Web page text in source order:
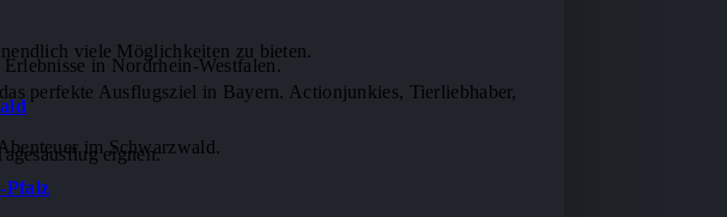
Erlebnisse in Nordrhein-Westfalen.
im Schwarzwald.
Pfalz
viele Möglichkeiten zu bieten.
perfekte Ausflugsziel in Bayern. Actionjunkies, Tierliebhaber,
eignen.